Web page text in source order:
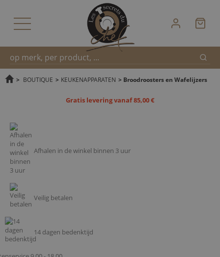
Snel
> BOUTIQUE > KEUKENAPPARATEN > Broodroosters en Wafelijzers
Gratis levering vanaf 85,00 €
Afhalen in de winkel binnen 3 uur
Veilig betalen
14 dagen bedenktijd